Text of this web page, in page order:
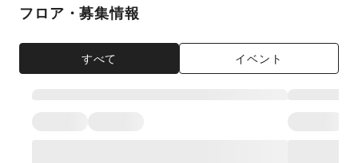
フロア・募集情報
すべて イベント